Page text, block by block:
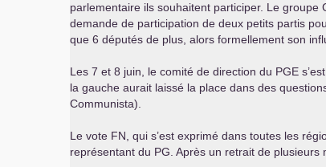
parlementaire ils souhaitent participer. Le groupe
demande de participation de deux petits partis
que 6 députés de plus, alors formellement son
Les 7 et 8 juin, le comité de direction du PGE
la gauche aurait laissé la place dans des
Communista).
Le vote FN , qui s’est exprimé dans toutes les
représentant du PG . Après un retrait de plusieurs